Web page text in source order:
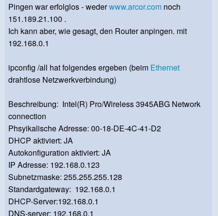
Pingen war erfolglos - wederwww.arcor.com noch
151.189.21.100 .
Ich kann aber, wie gesagt, den Router anpingen. mit
192.168.0.1
ipconfig /all hat folgendes ergeben (beim Ethernet
drahtlose Netzwerkverbindung)
Beschreibung: Intel(R) Pro/Wireless 3945ABG Network
connection
Phsyikalische Adresse: 00-18-DE-4C-41-D2
DHCP aktiviert: JA
Autokonfiguration aktiviert: JA
IP Adresse: 192.168.0.123
Subnetzmaske: 255.255.255.128
Standardgateway: 192.168.0.1
DHCP-Server:192.168.0.1
DNS-server: 192.168.0.1